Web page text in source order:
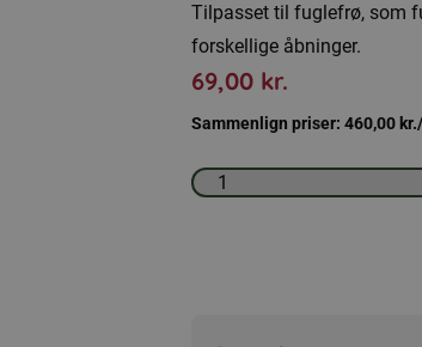
Tilpasset til fuglefrø, som
forskellige åbninger.
69,00 kr.
Sammenlign priser: 460,00 kr.
Fuglefoderrør